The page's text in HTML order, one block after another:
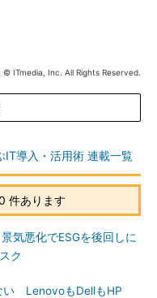
ITmedia, Inc. All Rights Reserved.
導入・活用術 連載一覧
件あります
気悪化でESGを後回しに
ク
い LenovoもDellもHP